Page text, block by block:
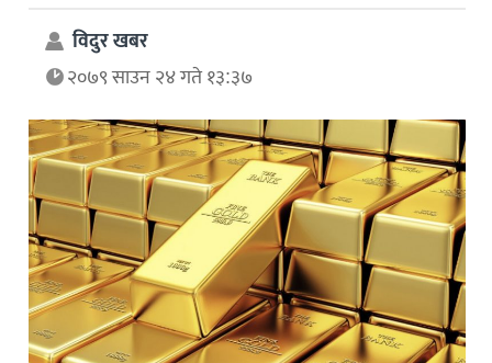
विदुर खबर
२०७९ साउन २४ गते १३:३७